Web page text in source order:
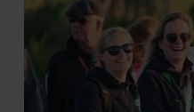
gibt es (eigentlich) was
ist ein Platzhalter für Video-